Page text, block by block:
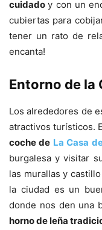
cuidadoy con un
cubiertas para
tener un rato de
encanta!
Entorno de la
Los alrededores de
atractivos turísticos.
coche de La Casa
burgalesa y visitar
las murallas y
la ciudad es un
donde nos den una
horno de leña